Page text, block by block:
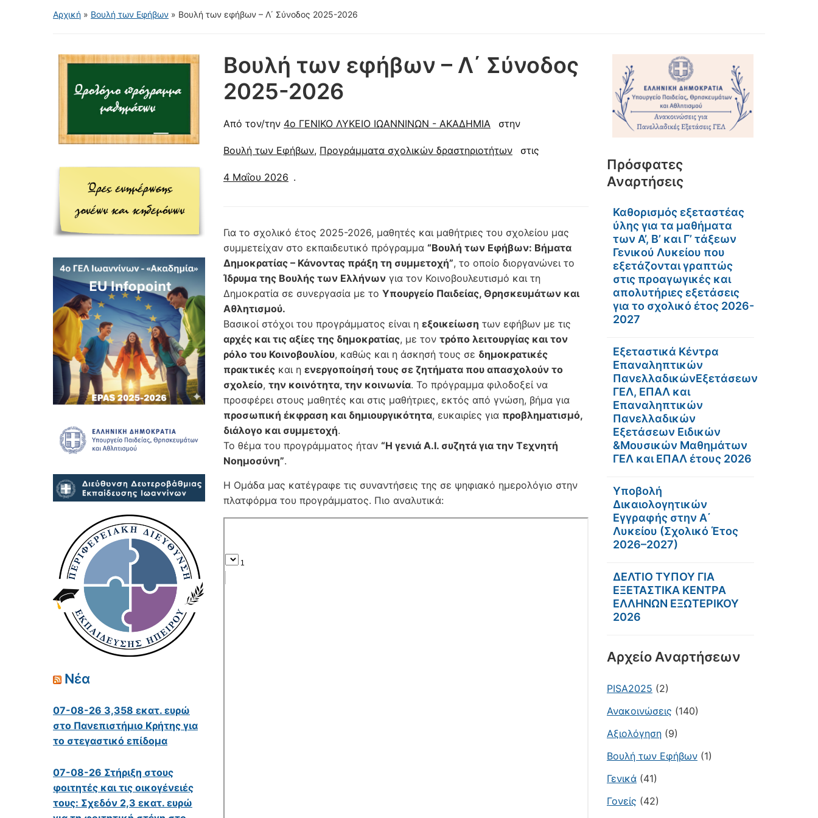
Αρχική » Βουλή των Εφήβων » Βουλή των εφήβων – Λ΄ Σύνοδος 2025-2026
Νέα
07-08-26 3,358 εκατ. ευρώ
στο Πανεπιστήμιο Κρήτης για
το στεγαστικό επίδομα
07-08-26 Στήριξη στους
φοιτητές και τις οικογένειές
τους: Σχεδόν 2,3 εκατ. ευρώ
Βουλή των εφήβων – Λ΄ Σύνοδος
2025-2026
Από τον/την 4ο ΓΕΝΙΚΟ ΛΥΚΕΙΟ ΙΩΑΝΝΙΝΩΝ - ΑΚΑΔΗΜΙΑ στην
Βουλή των Εφήβων, Προγράμματα σχολικών δραστηριοτήτων στις
4 Μαΐου 2026 .
Για το σχολικό έτος 2025-2026, μαθητές και μαθήτριες του σχολείου μας
συμμετείχαν στο εκπαιδευτικό πρόγραμμα “Βουλή των Εφήβων: Βήματα
Δημοκρατίας – Κάνοντας πράξη τη συμμετοχή”, το οποίο διοργανώνει το
Ίδρυμα της Βουλής των Ελλήνων για τον Κοινοβουλευτισμό και τη
Δημοκρατία σε συνεργασία με το Υπουργείο Παιδείας, Θρησκευμάτων και
Αθλητισμού.
Βασικοί στόχοι του προγράμματος είναι η εξοικείωση των εφήβων με τις
αρχές και τις αξίες της δημοκρατίας, με τον τρόπο λειτουργίας και τον
ρόλο του Κοινοβουλίου, καθώς και η άσκησή τους σε δημοκρατικές
πρακτικές και η ενεργοποίησή τους σε ζητήματα που απασχολούν το
σχολείο, την κοινότητα, την κοινωνία. Το πρόγραμμα φιλοδοξεί να
προσφέρει στους μαθητές και στις μαθήτριες, εκτός από γνώση, βήμα για
προσωπική έκφραση και δημιουργικότητα, ευκαιρίες για προβληματισμό,
διάλογο και συμμετοχή.
Το θέμα του προγράμματος ήταν “Η γενιά A.I. συζητά για την Τεχνητή
Νοημοσύνη”.
Η Ομάδα μας κατέγραφε τις συναντήσεις της σε ψηφιακό ημερολόγιο στην
πλατφόρμα του προγράμματος. Πιο αναλυτικά:
Πρόσφατες
Αναρτήσεις
Καθορισμός εξεταστέας
ύλης για τα μαθήματα
των Α’, Β’ και Γ’ τάξεων
Γενικού Λυκείου που
εξετάζονται γραπτώς
στις προαγωγικές και
απολυτήριες εξετάσεις
για το σχολικό έτος 2026-
2027
Εξεταστικά Κέντρα
Επαναληπτικών
ΠανελλαδικώνΕξετάσεων
ΓΕΛ, ΕΠΑΛ και
Επαναληπτικών
Πανελλαδικών
Εξετάσεων Ειδικών
&Μουσικών Μαθημάτων
ΓΕΛ και ΕΠΑΛ έτους 2026
Υποβολή
Δικαιολογητικών
Εγγραφής στην Α΄
Λυκείου (Σχολικό Έτος
2026–2027)
ΔΕΛΤΙΟ ΤΥΠΟΥ ΓΙΑ
ΕΞΕΤΑΣΤΙΚΑ ΚΕΝΤΡΑ
ΕΛΛΗΝΩΝ ΕΞΩΤΕΡΙΚΟΥ
2026
Αρχείο Αναρτήσεων
PISA2025 (2)
Ανακοινώσεις (140)
Αξιολόγηση (9)
Βουλή των Εφήβων (1)
Γενικά (41)
Γονείς (42)